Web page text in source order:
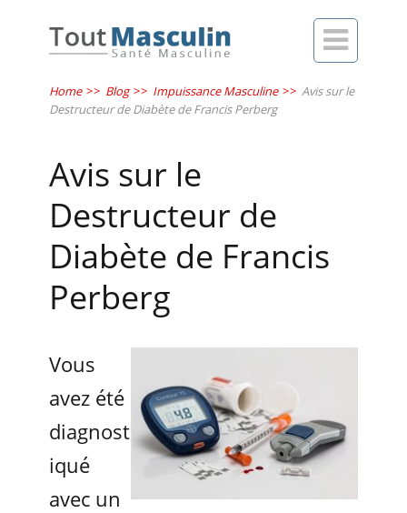

Home >> Blog >> Impuissance Masculine >> Avis sur le
Destructeur de Diabète de Francis Perberg
Avis sur le
Destructeur de
Diabète de Francis
Perberg
Vous
avez été
diagnost
iqué
avec un